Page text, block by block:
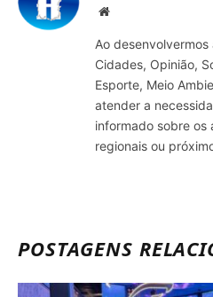
Site
Ao
Cidades, Opinião,
Esporte, Meio
atender a
informado sobre os
regionais ou
POSTAGENS